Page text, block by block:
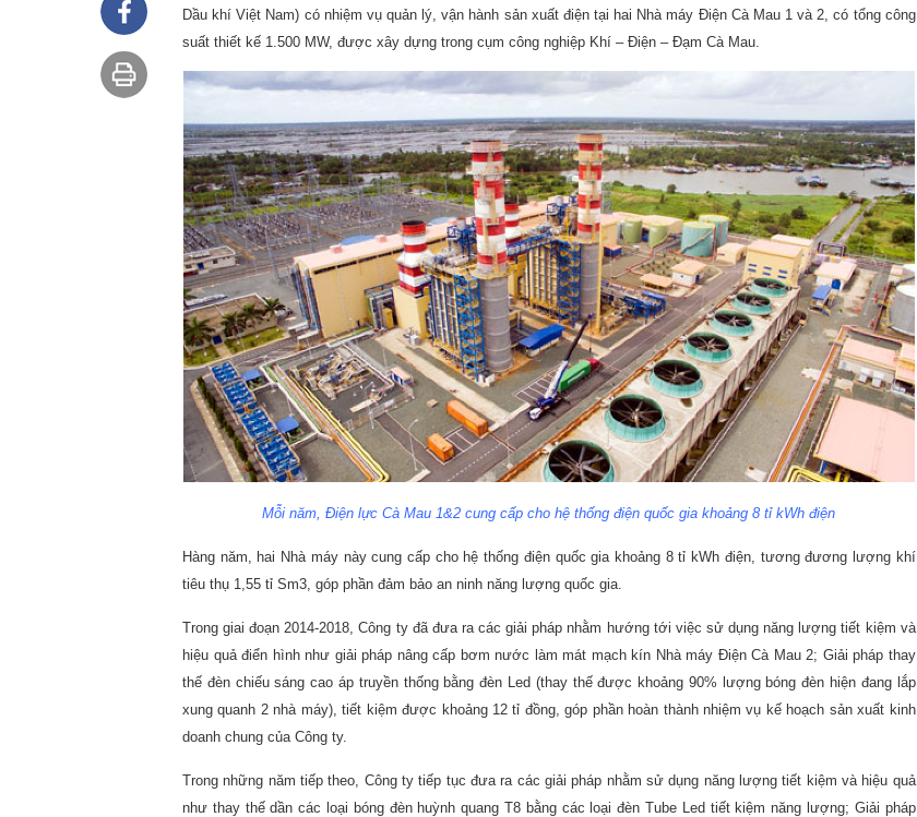
Dầu khí Việt Nam) có nhiệm vụ quản lý, vận hành sản xuất điện tại hai Nhà máy Điện Cà Mau 1 và 2, có tổng công
suất thiết kế 1.500 MW, được xây dựng trong cụm công nghiệp Khí – Điện – Đạm Cà Mau.
Mỗi năm, Điện lực Cà Mau 1&2 cung cấp cho hệ thống điện quốc gia khoảng 8 tỉ kWh điện
Hàng năm, hai Nhà máy này cung cấp cho hệ thống điện quốc gia khoảng 8 tỉ kWh điện, tương đương lượng khí
tiêu thụ 1,55 tỉ Sm3, góp phần đảm bảo an ninh năng lượng quốc gia.
Trong giai đoạn 2014-2018, Công ty đã đưa ra các giải pháp nhằm hướng tới việc sử dụng năng lượng tiết kiệm và
hiệu quả điển hình như giải pháp nâng cấp bơm nước làm mát mạch kín Nhà máy Điện Cà Mau 2; Giải pháp thay
thế đèn chiếu sáng cao áp truyền thống bằng đèn Led (thay thế được khoảng 90% lượng bóng đèn hiện đang lắp
xung quanh 2 nhà máy), tiết kiệm được khoảng 12 tỉ đồng, góp phần hoàn thành nhiệm vụ kế hoạch sản xuất kinh
doanh chung của Công ty.
Trong những năm tiếp theo, Công ty tiếp tục đưa ra các giải pháp nhằm sử dụng năng lượng tiết kiệm và hiệu quả
như thay thế dần các loại bóng đèn huỳnh quang T8 bằng các loại đèn Tube Led tiết kiệm năng lượng; Giải pháp